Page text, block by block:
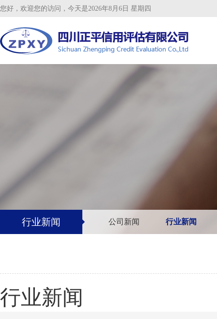
您好，欢迎您的访问，今天是2026年8月6日 星期四
行业新闻 公司新闻 行业新闻
行业新闻